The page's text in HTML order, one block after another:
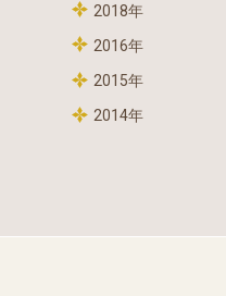
2018年
2016年
2015年
2014年